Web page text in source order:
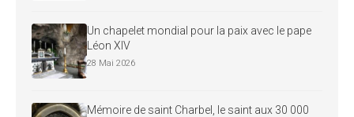
Un chapelet mondial pour la paix avec le pape
Léon XIV
28 Mai 2026
Mémoire de saint Charbel, le saint aux 30 000